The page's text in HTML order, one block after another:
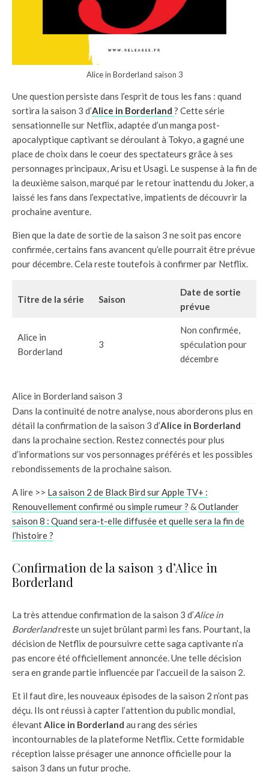
Alice in Borderland saison 3
Une question persiste dans l’esprit de tous les fans : quand
sortira la saison 3 d’Alice in Borderland ? Cette série
sensationnelle sur Netflix, adaptée d’un manga post-
apocalyptique captivant se déroulant à Tokyo, a gagné une
place de choix dans le coeur des spectateurs grâce à ses
personnages principaux, Arisu et Usagi. Le suspense à la fin de
la deuxième saison, marqué par le retour inattendu du Joker, a
laissé les fans dans l’expectative, impatients de découvrir la
prochaine aventure.
Bien que la date de sortie de la saison 3 ne soit pas encore
confirmée, certains fans avancent qu’elle pourrait être prévue
pour décembre. Cela reste toutefois à confirmer par Netflix.
Titre de la série Saison
Date de sortie
prévue
Alice in
Borderland
3
Non confirmée,
spéculation pour
décembre
Alice in Borderland saison 3
Dans la continuité de notre analyse, nous aborderons plus en
détail la confirmation de la saison 3 d’Alice in Borderland
dans la prochaine section. Restez connectés pour plus
d’informations sur vos personnages préférés et les possibles
rebondissements de la prochaine saison.
A lire >> La saison 2 de Black Bird sur Apple TV+ :
Renouvellement confirmé ou simple rumeur ? &Outlander
saison 8 : Quand sera-t-elle diffusée et quelle sera la fin de
l’histoire ?
Confirmation de la saison 3 d’Alice in
Borderland
La très attendue confirmation de la saison 3 d’Alice in
Borderlandreste un sujet brûlant parmi les fans. Pourtant, la
décision de Netflix de poursuivre cette saga captivante n’a
pas encore été officiellement annoncée. Une telle décision
sera en grande partie influencée par l’accueil de la saison 2.
Et il faut dire, les nouveaux épisodes de la saison 2 n’ont pas
déçu. Ils ont réussi à capter l’attention du public mondial,
élevantAlice in Borderland au rang des séries
incontournables de la plateforme Netflix. Cette formidable
réception laisse présager une annonce officielle pour la
saison 3 dans un futur proche.